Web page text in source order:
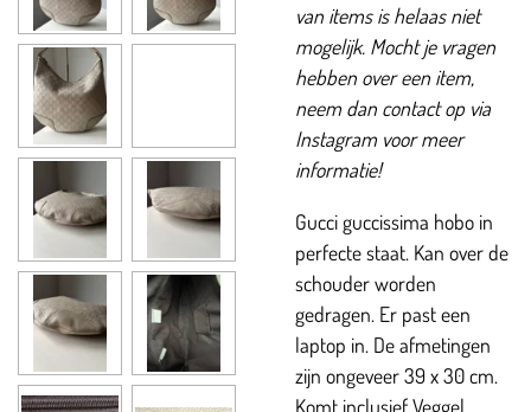
van items is helaas niet
mogelijk. Mocht je vragen
hebben over een item,
neem dan contact op via
Instagram voor meer
informatie!
Gucci guccissima hobo in
perfecte staat. Kan over de
schouder worden
gedragen. Er past een
laptop in. De afmetingen
zijn ongeveer 39 x 30 cm.
Komt inclusief Veggel